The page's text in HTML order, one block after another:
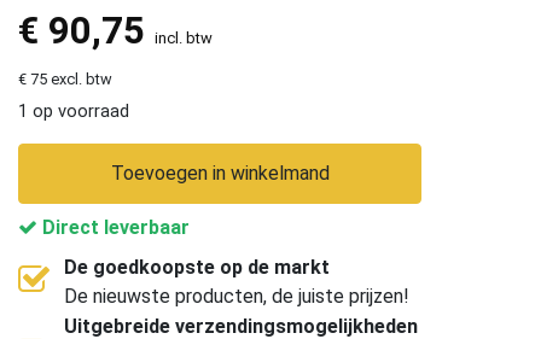
€ 90,75 incl. btw
€ 75 excl. btw
1 op voorraad
Toevoegen in winkelmand
Direct leverbaar
De goedkoopste op de markt
De nieuwste producten, de juiste prijzen!
Uitgebreide verzendingsmogelijkheden